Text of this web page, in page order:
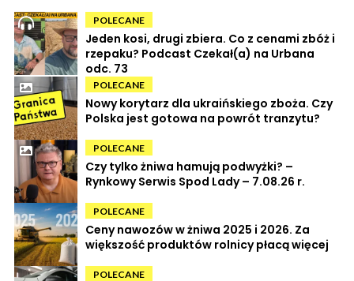
POLECANE
Jeden kosi, drugi zbiera. Co z cenami zbóż i
rzepaku? Podcast Czekał(a) na Urbana
odc. 73
POLECANE
Nowy korytarz dla ukraińskiego zboża. Czy
Polska jest gotowa na powrót tranzytu?
POLECANE
Czy tylko żniwa hamują podwyżki? –
Rynkowy Serwis Spod Lady – 7.08.26 r.
POLECANE
Ceny nawozów w żniwa 2025 i 2026. Za
większość produktów rolnicy płacą więcej
POLECANE